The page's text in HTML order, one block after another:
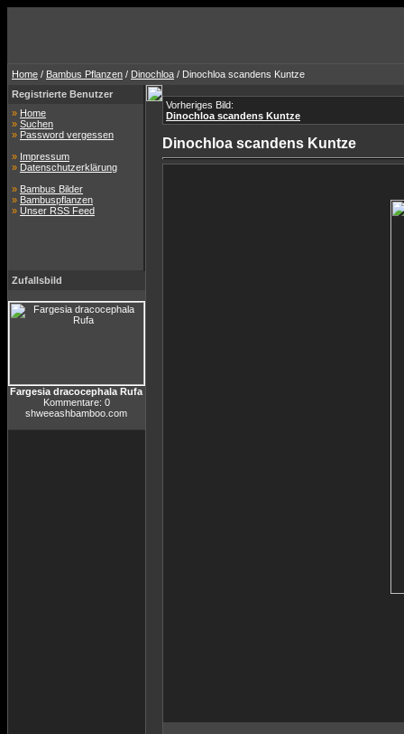
Home / Bambus Pflanzen / Dinochloa / Dinochloa scandens Kuntze
Registrierte Benutzer
» Home
» Suchen
» Password vergessen
» Impressum
» Datenschutzerklärung
» Bambus Bilder
» Bambuspflanzen
» Unser RSS Feed
Zufallsbild
Fargesia dracocephala Rufa
Kommentare: 0
shweeashbamboo.com
Vorheriges Bild:
Dinochloa scandens Kuntze
Dinochloa scandens Kuntze